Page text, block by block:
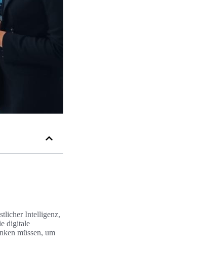
Intelligenz,
digitale
müssen, um